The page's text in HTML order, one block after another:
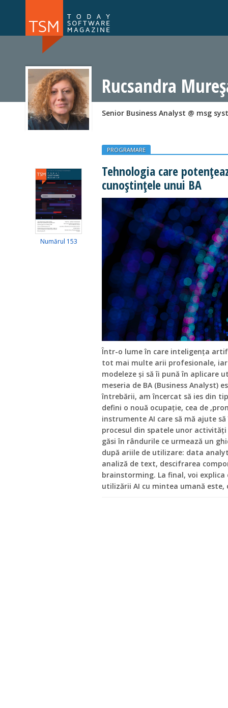
NOU
Rucsandra
Senior Business Analyst @ msg
Numărul 153
PROGRAMARE
Tehnologia care
cunoștințele unui BA
Într-o lume în care inteligența
tot mai multe arii profesionale, iar
modeleze și să îi pună în aplicare
meseria de BA (Business Analyst)
întrebării, am încercat să ies din
defini o nouă ocupație, cea de
instrumente AI care să mă ajute
procesul din spatele unor
găsi în rândurile ce urmează un
după ariile de utilizare: data
analiză de text, descifrarea
brainstorming. La final, voi explica
utilizării AI cu mintea umană